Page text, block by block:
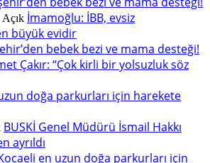
Açık İmamoğlu: İBB, evsiz
büyük evidir
bebek bezi ve mama desteği!
Çakır: “Çok kirli bir yolsuzluk söz
doğa parkurları için harekete
BUSKİ Genel Müdürü İsmail Hakkı
ayrıldı
en uzun doğa parkurları için